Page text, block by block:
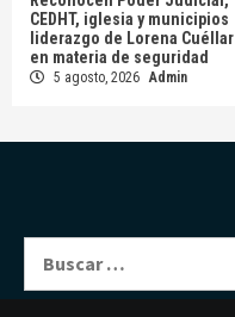
CEDHT, iglesia y municipios
liderazgo de Lorena Cuéllar
en materia de seguridad
5 agosto, 2026 Admin